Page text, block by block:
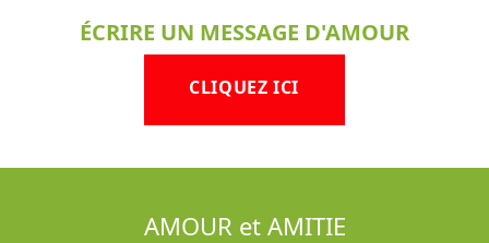
ÉCRIRE UN MESSAGE D'AMOUR
CLIQUEZ ICI
AMOUR et AMITIE